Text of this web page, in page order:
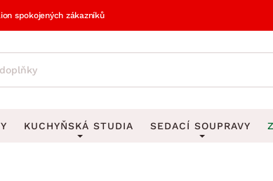
spokojených zákazníků
KUCHYŇSKÁ STUDIA SEDACÍ SOUPRAVY